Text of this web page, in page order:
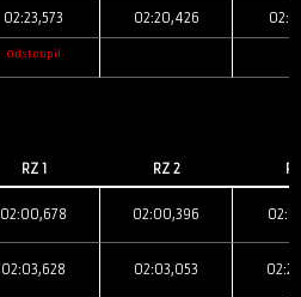
02:23,573 02:20,426
Odstoupil
RZ 1 RZ 2
02:00,678 02:00,396
02:03,628 02:03,053